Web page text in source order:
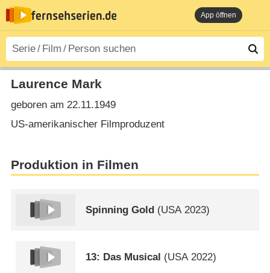
App öffnen
Laurence Mark
geboren am 22.11.1949
US-amerikanischer Filmproduzent
Produktion in Filmen
Spinning Gold (USA2023)
13: Das Musical (USA2022)